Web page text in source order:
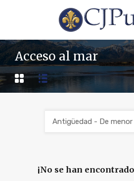
Acceso al mar
Antigüedad - De menor
¡No se han